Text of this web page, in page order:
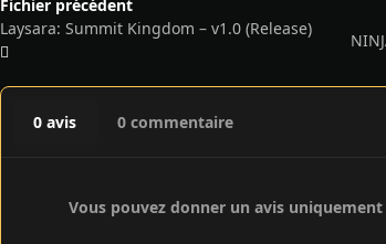
Fichier précédent
Laysara: Summit Kingdom – v1.0 (Release)
0 avis 0 commentaire
Vous pouvez donner un avis